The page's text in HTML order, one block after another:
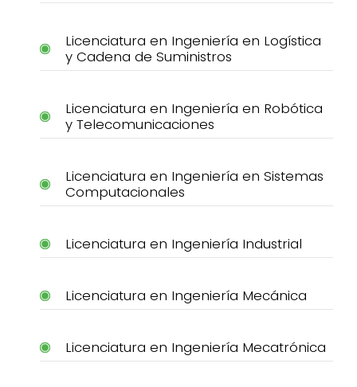
Licenciatura en Ingeniería en Logística
y Cadena de Suministros
Licenciatura en Ingeniería en Robótica
y Telecomunicaciones
Licenciatura en Ingeniería en Sistemas
Computacionales
Licenciatura en Ingeniería Industrial
Licenciatura en Ingeniería Mecánica
Licenciatura en Ingeniería Mecatrónica